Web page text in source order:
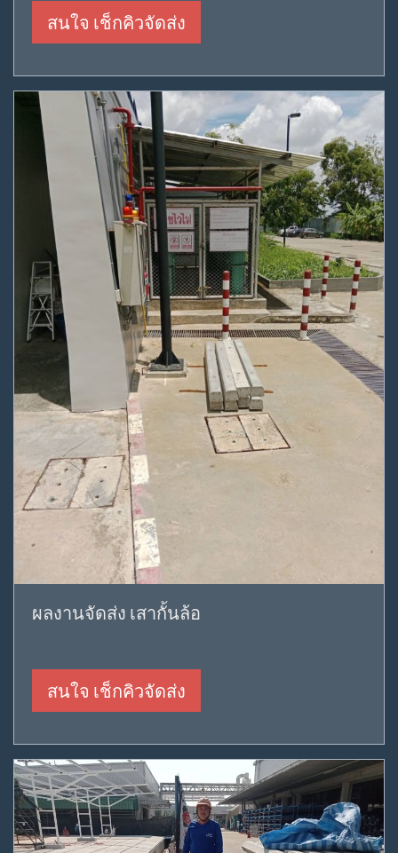
สนใจ เช็กคิวจัดส่ง
ผลงานจัดส่ง เสากั้นล้อ
สนใจ เช็กคิวจัดส่ง